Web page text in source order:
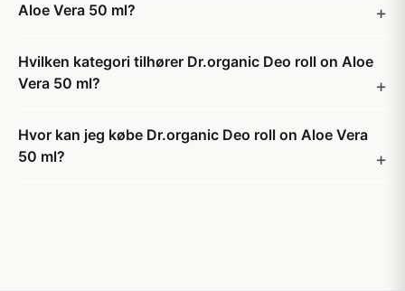
Aloe Vera 50 ml?
Hvilken kategori tilhører Dr.organic Deo roll on Aloe
Vera 50 ml?
Hvor kan jeg købe Dr.organic Deo roll on Aloe Vera
50 ml?